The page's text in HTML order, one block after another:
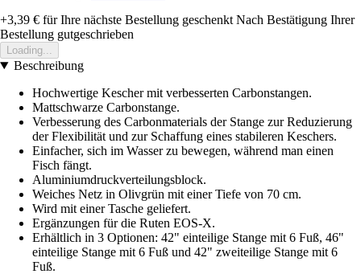
+3,39 € für Ihre nächste Bestellung geschenkt Nach Bestätigung Ihrer
Bestellung gutgeschrieben
Loading...
Beschreibung
Hochwertige Kescher mit verbesserten Carbonstangen.
Mattschwarze Carbonstange.
Verbesserung des Carbonmaterials der Stange zur Reduzierung
der Flexibilität und zur Schaffung eines stabileren Keschers.
Einfacher, sich im Wasser zu bewegen, während man einen
Fisch fängt.
Aluminiumdruckverteilungsblock.
Weiches Netz in Olivgrün mit einer Tiefe von 70 cm.
Wird mit einer Tasche geliefert.
Ergänzungen für die Ruten EOS-X.
Erhältlich in 3 Optionen: 42" einteilige Stange mit 6 Fuß, 46"
einteilige Stange mit 6 Fuß und 42" zweiteilige Stange mit 6
Fuß.